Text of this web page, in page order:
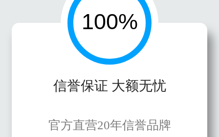
信誉保证 大额无忧
官方直营20年信誉品牌